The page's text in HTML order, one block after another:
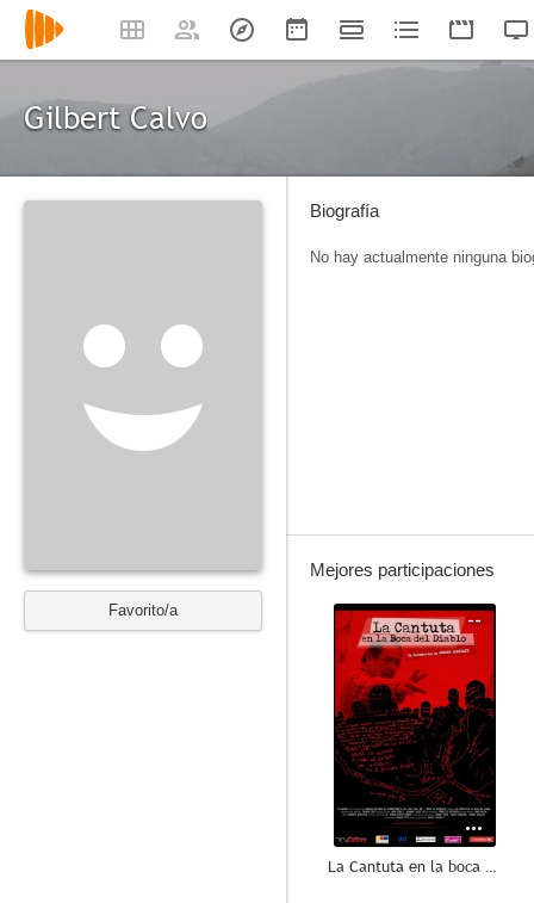
Gilbert Calvo
Favorito/a
Biografía
No hay actualmente ninguna
Mejores participaciones
--
La Cantuta en la boca del diablo